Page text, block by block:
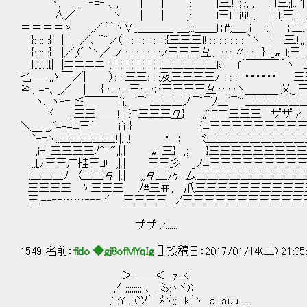
ヽ. ,, -‐=‐ 、, | | ;: |三.! ；}, , ! ｌ三;|..ﾞ'|l、 ﾞ
∧／ ヽ.. | | ;: l三l ｉ!ｉ! , ｉ .ｌ;三.ｌ .ﾞ'ｆ
＝＝＝＝ゝ ,／｀｀ヽ∨_＿＿＿_ ＿;;:＿＿ｌ；#;＿_!
}: :: :{l | | ,／、¨"ノ（ : : : : : : : :{三三三ｌ!.:.: : : : : : ｀ヽ
{: :: :}l |／,(⌒ヽ／ ノ : : : : : : :ノ三三三彑、.:.:.: 〃: : ｀}
}:.:.:.:{| |ニニニニ { : : : : : : : : {三三三三三k ─ f´￣￣
匕＿__,,ゝ￣／| ,,）: : 三三: : :及三三三三ﾉ : : :| ・・・
≧、=‐、_／ ｜ { : : : : 三: : :：{三三三三彑.:.: : : ヽ＿＿
ヽ、ヽ-= ≦￣￣￣iﾞi、 ⌒ 三三三ノ⌒⌒ﾉ三⌒"三三三三
ヾ ,,三三＿＿!.! }ﾆ三三三彑} ,,,"ﾆニ三三三 ザ
＼＿ _,.ﾞ=-=ﾆ三´ iﾞｉ } {ﾆ三三三三三三三三三
`-=ヽ;;三三三三三.!|.|,! ･ ； ﾐ三三三三三三三三三
,i┘三三三三ﾉ^'''",|.| 〟三} ,； }三三三三三三三三
,,レ三三广挂三ｺ! ,|.| 三三彡 _ノﾆ三三三三三三三
{三三三ﾉ 〈三三彑 |.| ,,彑三乃 厶三三三三三三三三三
三三三三 ゝ三三三 ﾉ#三＃, 爪三三三三三三三三三三
三.--‐‐……‐‐‐ '´￣三三三三 ノ三三三三三三三三三三
ザザァ......
1549 名前： fido ◆gj8ofMYqIg [] 投稿日：2017/01/14(土)
＞──＜ ｧ‐<
,ｲ ;;;;;;;;_､ _ﾐxヽヾ))
,' :Y .::(ツ′ﾒヾ;; k｀ヽ a...auu......